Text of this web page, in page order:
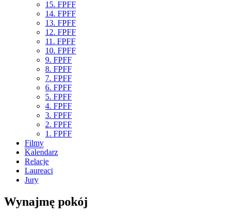
15. FPFF
14. FPFF
13. FPFF
12. FPFF
11. FPFF
10. FPFF
9. FPFF
8. FPFF
7. FPFF
6. FPFF
5. FPFF
4. FPFF
3. FPFF
2. FPFF
1. FPFF
Filmy
Kalendarz
Relacje
Laureaci
Jury
Wynajmę pokój